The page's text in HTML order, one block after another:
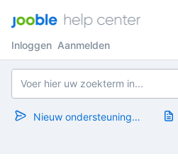
Inloggen Aanmelden
Nieuw ondersteuningsticket